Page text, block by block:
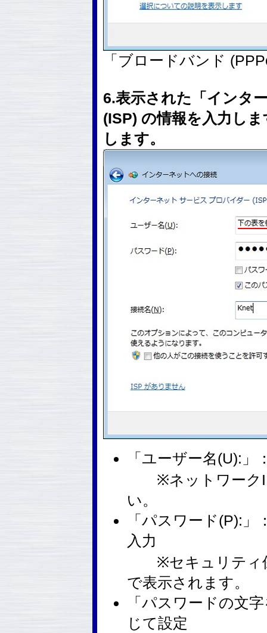
「ブロードバンド
6.表示された「インタ
(ISP) の情報を入力し
します。
「ユーザー名(U):
※ネットワークID
い。
「パスワード(P):
入力
※セキュリティ保
で表示されます。
「パスワードの文
じて設定